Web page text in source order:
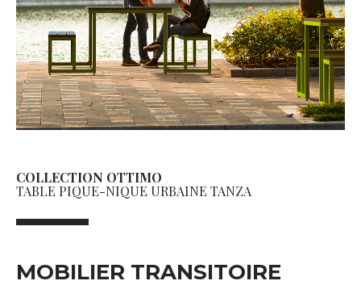
COLLECTION OTTIMO
TABLE PIQUE-NIQUE URBAINE TANZA
MOBILIER TRANSITOIRE